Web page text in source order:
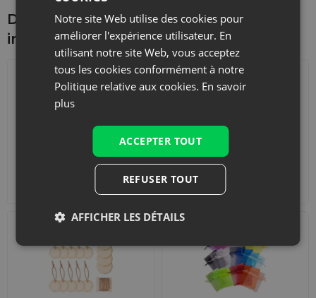
Découvrez ce qui pourrait vous
intéresser d'autre
Calendriers de l'Avent
Sacs de courses avec
Notre site Web utilise des cookies pour
améliorer l'expérience utilisateur. En
utilisant notre site Web, vous acceptez
tous les cookies conformément à notre
Politique relative aux cookies. En savoir
plus
ACCEPTER TOUT
REFUSER TOUT
AFFICHER LES DÉTAILS